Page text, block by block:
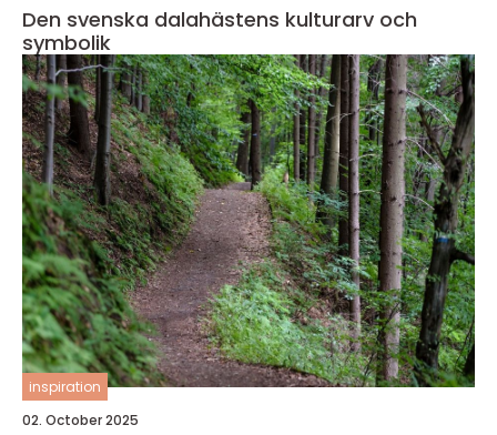
Den svenska dalahästens kulturarv och
symbolik
inspiration
02. October 2025